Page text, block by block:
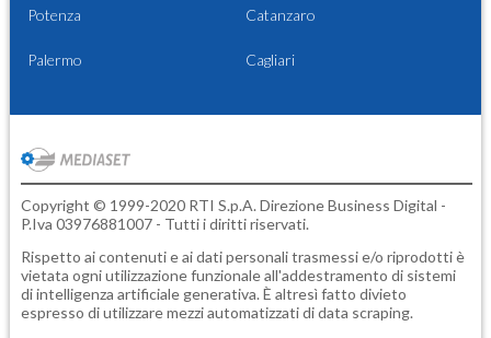
Potenza Catanzaro
Palermo Cagliari
Copyright © 1999-2020 RTI S.p.A. Direzione Business Digital -
P.Iva 03976881007 - Tutti i diritti riservati.
Rispetto ai contenuti e ai dati personali trasmessi e/o riprodotti è
vietata ogni utilizzazione funzionale all'addestramento di sistemi
di intelligenza artificiale generativa. È altresì fatto divieto
espresso di utilizzare mezzi automatizzati di data scraping.